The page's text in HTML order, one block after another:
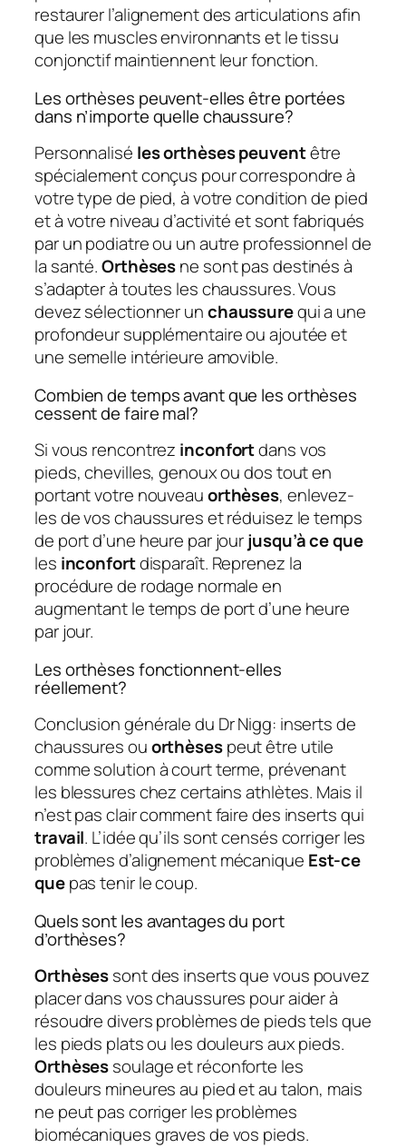
restaurer l’alignement des articulations afin
que les muscles environnants et le tissu
conjonctif maintiennent leur fonction.
Les orthèses peuvent-elles être portées
dans n’importe quelle chaussure?
Personnalisé les orthèses peuventêtre
spécialement conçus pour correspondre à
votre type de pied, à votre condition de pied
et à votre niveau d’activité et sont fabriqués
par un podiatre ou un autre professionnel de
la santé.Orthèsesne sont pas destinés à
s’adapter à toutes les chaussures. Vous
devez sélectionner unchaussurequi a une
profondeur supplémentaire ou ajoutée et
une semelle intérieure amovible.
Combien de temps avant que les orthèses
cessent de faire mal?
Si vous rencontrez inconfortdans vos
pieds, chevilles, genoux ou dos tout en
portant votre nouveauorthèses, enlevez-
les de vos chaussures et réduisez le temps
de port d’une heure par jourjusqu’à ce que
les inconfortdisparaît. Reprenez la
procédure de rodage normale en
augmentant le temps de port d’une heure
par jour.
Les orthèses fonctionnent-elles
réellement?
Conclusion générale du Dr Nigg: inserts de
chaussures ouorthèsespeut être utile
comme solution à court terme, prévenant
les blessures chez certains athlètes. Mais il
n’est pas clair comment faire des inserts qui
travail. L’idée qu’ils sont censés corriger les
problèmes d’alignement mécanique Est-ce
quepas tenir le coup.
Quels sont les avantages du port
d’orthèses?
Orthèsessont des inserts que vous pouvez
placer dans vos chaussures pour aider à
résoudre divers problèmes de pieds tels que
les pieds plats ou les douleurs aux pieds.
Orthèsessoulage et réconforte les
douleurs mineures au pied et au talon, mais
ne peut pas corriger les problèmes
biomécaniques graves de vos pieds.